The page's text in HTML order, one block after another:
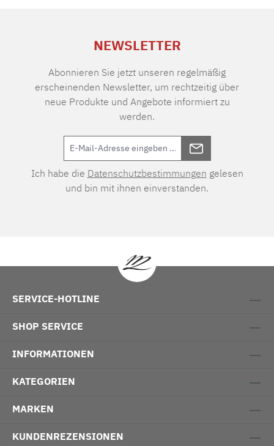
NEWSLETTER
Abonnieren Sie jetzt unseren regelmäßig
erscheinenden Newsletter, um rechtzeitig über
neue Produkte und Angebote informiert zu
werden.
Ich habe die Datenschutzbestimmungen gelesen
und bin mit ihnen einverstanden.
SERVICE-HOTLINE
SHOP SERVICE
INFORMATIONEN
KATEGORIEN
MARKEN
KUNDENREZENSIONEN